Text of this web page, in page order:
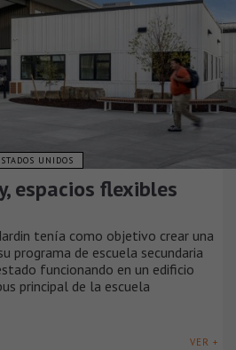
UNIDOS
espacios flexibles
tenía como objetivo crear una
programa de escuela secundaria
funcionando en un edificio
principal de la escuela
VER +